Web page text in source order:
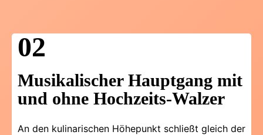
02
Musikalischer Hauptgang mit
und ohne Hochzeits-Walzer
An den kulinarischen Höhepunkt schließt gleich der